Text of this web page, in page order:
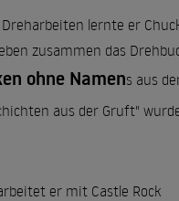
lernte er
zusammen das
ohne Namens aus
aus der Gruft"
er mit Castle Rock